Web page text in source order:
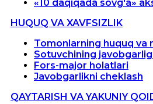
«10 daqiqada sovg'a»
HUQUQ VA XAVFSIZLIK
Tomonlarning huquq va
Sotuvchining
Fors-major holatlari
Javobgarlikni cheklash
QAYTARISH VA YAKUNIY